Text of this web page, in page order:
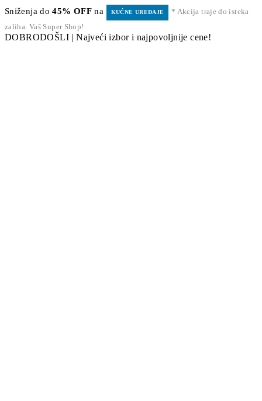
Sniženja do45% OFF na KUĆNE UREĐAJE
* Akcija traje do isteka
zaliha. Vaš Super Shop!
DOBRODOŠLI | Najveći izbor i najpovoljnije cene!